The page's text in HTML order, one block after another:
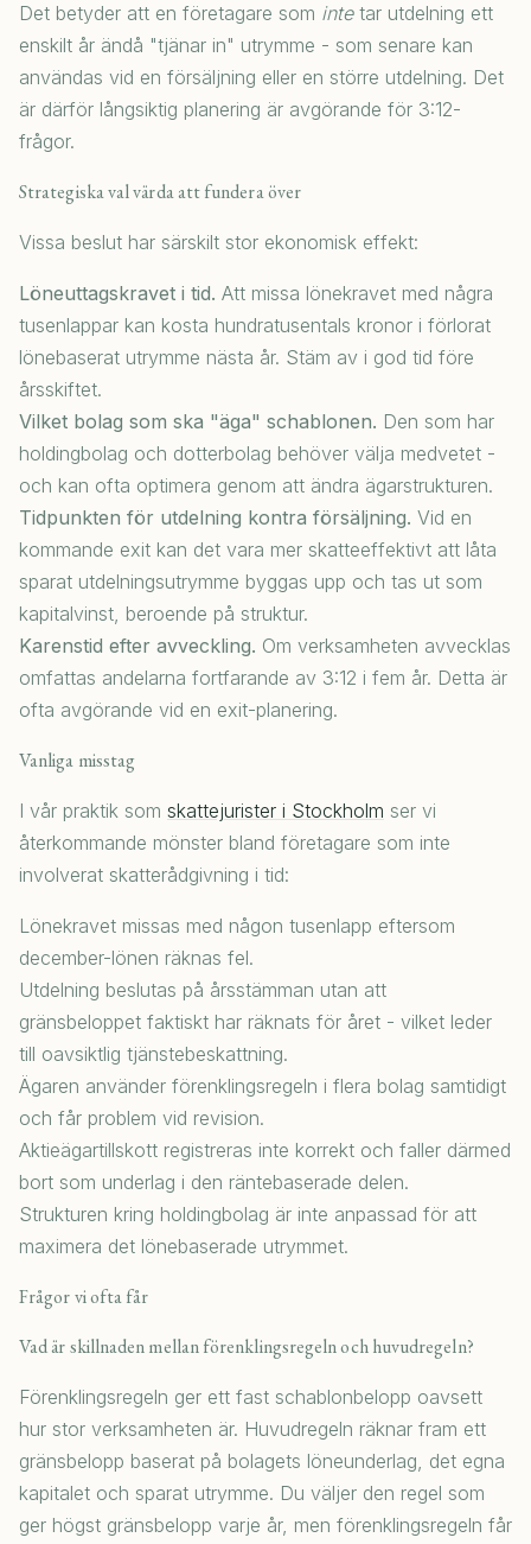
Det betyder att en företagare som intetar utdelning ett
enskilt år ändå "tjänar in" utrymme - som senare kan
användas vid en försäljning eller en större utdelning. Det
är därför långsiktig planering är avgörande för 3:12-
frågor.
Strategiska val värda att fundera över
Vissa beslut har särskilt stor ekonomisk effekt:
Löneuttagskravet i tid. Att missa lönekravet med några
tusenlappar kan kosta hundratusentals kronor i förlorat
lönebaserat utrymme nästa år. Stäm av i god tid före
årsskiftet.
Vilket bolag som ska "äga" schablonen. Den som har
holdingbolag och dotterbolag behöver välja medvetet -
och kan ofta optimera genom att ändra ägarstrukturen.
Tidpunkten för utdelning kontra försäljning. Vid en
kommande exit kan det vara mer skatteeffektivt att låta
sparat utdelningsutrymme byggas upp och tas ut som
kapitalvinst, beroende på struktur.
Karenstid efter avveckling. Om verksamheten avvecklas
omfattas andelarna fortfarande av 3:12 i fem år. Detta är
ofta avgörande vid en exit-planering.
Vanliga misstag
I vår praktik som skattejurister i Stockholm ser vi
återkommande mönster bland företagare som inte
involverat skatterådgivning i tid:
Lönekravet missas med någon tusenlapp eftersom
december-lönen räknas fel.
Utdelning beslutas på årsstämman utan att
gränsbeloppet faktiskt har räknats för året - vilket leder
till oavsiktlig tjänstebeskattning.
Ägaren använder förenklingsregeln i flera bolag samtidigt
och får problem vid revision.
Aktieägartillskott registreras inte korrekt och faller därmed
bort som underlag i den räntebaserade delen.
Strukturen kring holdingbolag är inte anpassad för att
maximera det lönebaserade utrymmet.
Frågor vi ofta får
Vad är skillnaden mellan förenklingsregeln och huvudregeln?
Förenklingsregeln ger ett fast schablonbelopp oavsett
hur stor verksamheten är. Huvudregeln räknar fram ett
gränsbelopp baserat på bolagets löneunderlag, det egna
kapitalet och sparat utrymme. Du väljer den regel som
ger högst gränsbelopp varje år, men förenklingsregeln får